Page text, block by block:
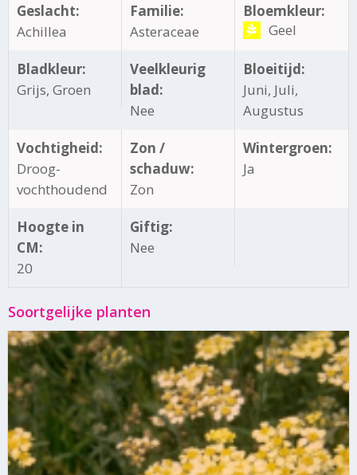
Geslacht:
Achillea
Familie:
Asteraceae
Bloemkleur:
Geel
Bladkleur:
Grijs, Groen
Veelkleurig
blad:
Nee
Bloeitijd:
Juni, Juli,
Augustus
Vochtigheid:
Droog-
vochthoudend
Zon /
schaduw:
Zon
Wintergroen:
Ja
Hoogte in
CM:
20
Giftig:
Nee
Soortgelijke planten